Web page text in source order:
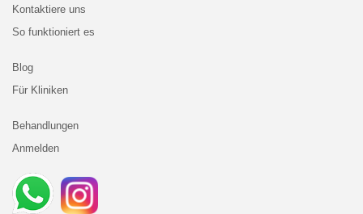
Kontaktiere uns
So funktioniert es
Blog
Für Kliniken
Behandlungen
Anmelden